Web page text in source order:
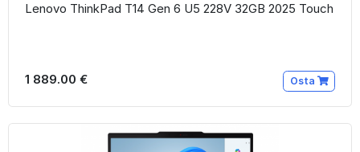
Lenovo ThinkPad T14 Gen 6 U5 228V 32GB 2025 Touch
1 889.00 € Osta